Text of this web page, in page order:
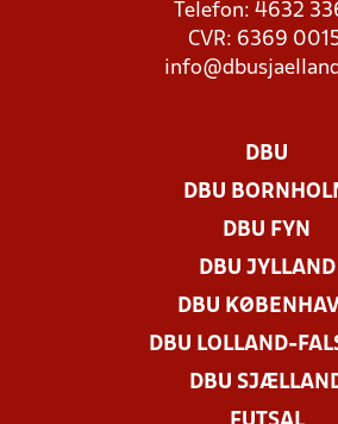
Telefon: 4632
CVR: 6369
DBU
DBU
DBU FYN
DBU JYLLAND
DBU
DBU LOLLAND-
DBU